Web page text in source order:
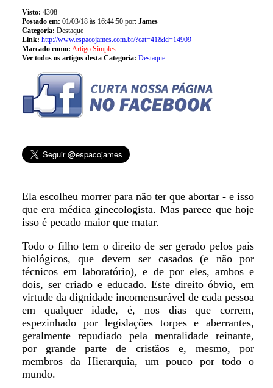
Visto: 4308
Postado em: 01/03/18 às 16:44:50 por: James
Categoria: Destaque
Link: http://www.espacojames.com.br/?cat=41&id=14909
Marcado como: Artigo Simples
Ver todos os artigos desta Categoria: Destaque
Ela escolheu morrer para não ter que abortar - e isso
que era médica ginecologista. Mas parece que hoje
isso é pecado maior que matar.
Todo o filho tem o direito de ser gerado pelos pais
biológicos, que devem ser casados (e não por
técnicos em laboratório), e de por eles, ambos e
dois, ser criado e educado. Este direito óbvio, em
virtude da dignidade incomensurável de cada pessoa
em qualquer idade, é, nos dias que correm,
espezinhado por legislações torpes e aberrantes,
geralmente repudiado pela mentalidade reinante,
por grande parte de cristãos e, mesmo, por
membros da Hierarquia, um pouco por todo o
mundo.